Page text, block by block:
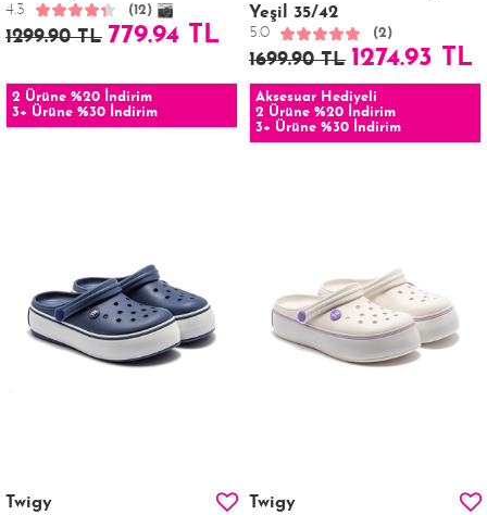
4.3 (12)
1299.90 TL 779.94 TL
2 Ürüne %20 İndirim
3+ Ürüne %30 İndirim
Yeşil 35/42
5.0 (2)
1699.90 TL 1274.93 TL
Aksesuar Hediyeli
2 Ürüne %20 İndirim
3+ Ürüne %30 İndirim
Twigy Twigy